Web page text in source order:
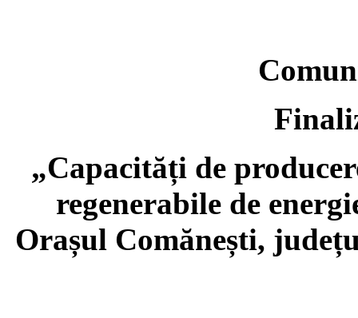
„Capacități de
regenerabile de
Orașul Comănești,